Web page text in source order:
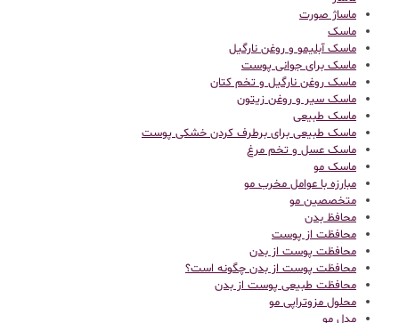
ماساژ صورت
ماسک
ماسک آبلیمو و روغن نارگیل
ماسک برای جوانی پوست
ماسک روغن نارگیل و تخم کتان
ماسک سیر و روغن زیتون
ماسک طبیعی
ماسک طبیعی برای برطرف کردن خشکی پوست
ماسک عسل و تخم مرغ
ماسک مو
مبارزه با عوامل مخرب مو
متخصصین مو
محافظ بدن
محافظت از پوست
محافظت پوست از بدن
محافظت پوست از بدن چگونه است؟
محافظت طبیعی پوست از بدن
محلول مزوتراپی مو
مدل مو